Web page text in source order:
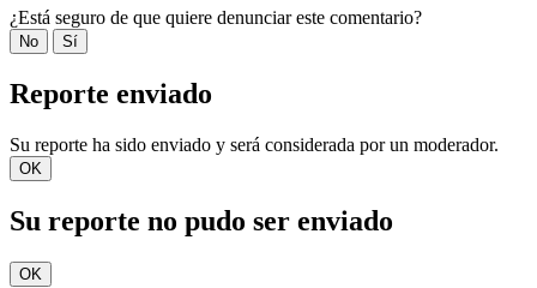
¿Está seguro de que quiere denunciar este comentario?
No Sí
Reporte enviado
Su reporte ha sido enviado y será considerada por un moderador.
OK
Su reporte no pudo ser enviado
OK